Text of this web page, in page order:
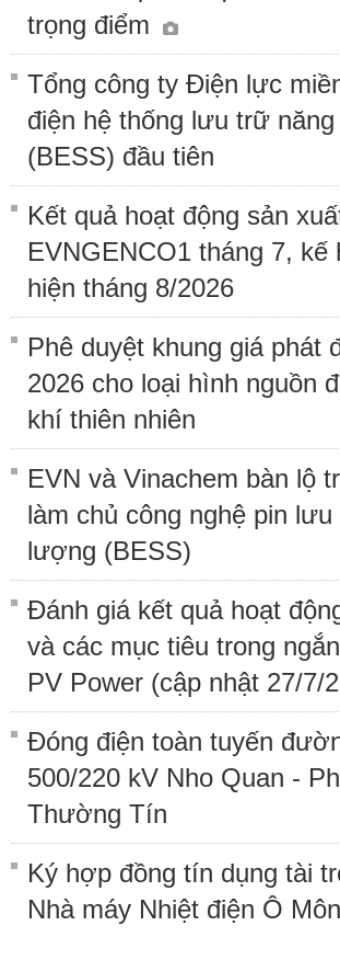
trọng điểm
Tổng công ty Điện lực
điện hệ thống lưu trữ
(BESS) đầu tiên
Kết quả hoạt động sản
EVNGENCO1 tháng 7, kế
hiện tháng 8/2026
Phê duyệt khung giá phát
2026 cho loại hình nguồn
khí thiên nhiên
EVN và Vinachem bàn lộ
làm chủ công nghệ pin
lượng (BESS)
Đánh giá kết quả hoạt
và các mục tiêu trong
PV Power (cập nhật 27/7/
Đóng điện toàn tuyến
500/220 kV Nho Quan -
Thường Tín
Ký hợp đồng tín dụng tài
Nhà máy Nhiệt điện Ô